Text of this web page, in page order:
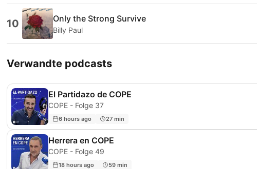
10 Only the Strong Survive
Billy Paul
Verwandte podcasts
El Partidazo de COPE
COPE - Folge 37
6 hours ago 27 min
Herrera en COPE
COPE - Folge 49
18 hours ago 59 min